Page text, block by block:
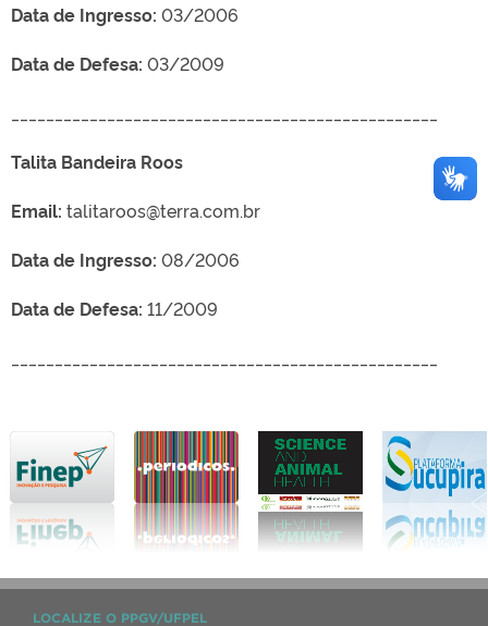
Data de Ingresso: 03/2006
Data de Defesa: 03/2009
Talita Bandeira Roos
Email: talitaroos@terra.com.br
Data de Ingresso: 08/2006
Data de Defesa: 11/2009
LOCALIZE O PPGV/UFPEL